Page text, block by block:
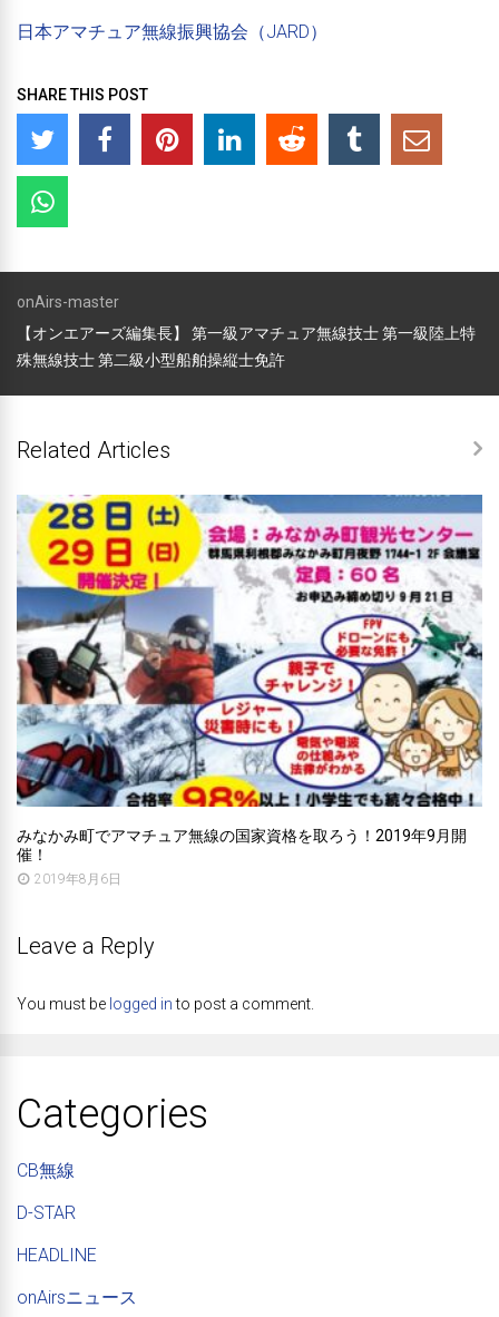
日本アマチュア無線振興協会（JARD）
SHARE THIS POST
onAirs-master
【オンエアーズ編集長】 第一級アマチュア無線技士 第一級陸上特
殊無線技士 第二級小型船舶操縦士免許
Related Articles
みなかみ町でアマチュア無線の国家資格を取ろう！2019年9月開
催！
2019年8月6日
Leave a Reply
You must be logged into post a comment.
Categories
CB無線
D-STAR
HEADLINE
onAirsニュース